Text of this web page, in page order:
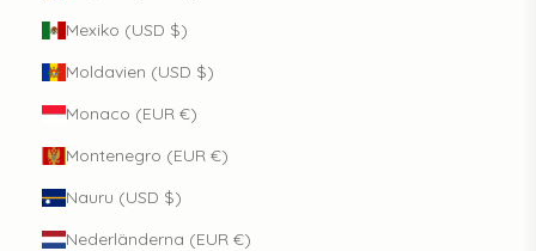
Mexiko (USD $)
Moldavien (USD $)
Monaco (EUR €)
Montenegro (EUR €)
Nauru (USD $)
Nederländerna (EUR €)